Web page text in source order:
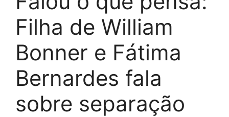
Filha de William
Bonner e Fátima
Bernardes fala
sobre separação